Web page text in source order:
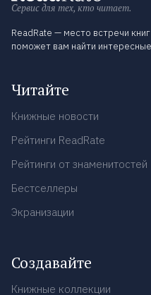
Сервис для тех, кто читает.
ReadRate — место встречи
поможет вам найти интересные
Читайте
Книжные новости
Рейтинги ReadRate
Рейтинги от знаменитостей
Бестселлеры
Экранизации
Создавайте
Книжные коллекции